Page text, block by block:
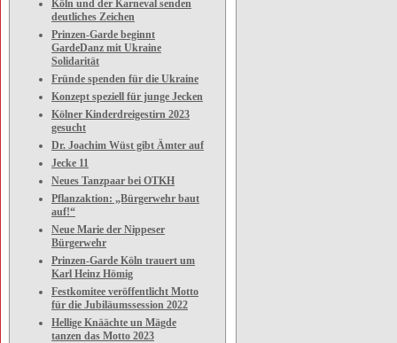
Köln und der Karneval senden
deutliches Zeichen
Prinzen-Garde beginnt
GardeDanz mit Ukraine
Solidarität
Fründe spenden für die Ukraine
Konzept speziell für junge Jecken
Kölner Kinderdreigestirn 2023
gesucht
Dr. Joachim Wüst gibt Ämter auf
Jecke 11
Neues Tanzpaar bei OTKH
Pflanzaktion: „Bürgerwehr baut
auf!“
Neue Marie der Nippeser
Bürgerwehr
Prinzen-Garde Köln trauert um
Karl Heinz Hömig
Festkomitee veröffentlicht Motto
für die Jubiläumssession 2022
Hellige Knäächte un Mägde
tanzen das Motto 2023